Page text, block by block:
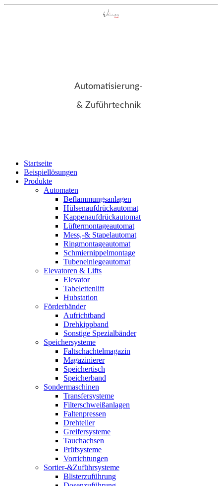
Automatisierung-
& Zuführtechnik
Startseite
Beispiellösungen
Produkte
Automaten
Beflammungsanlagen
Hülsenaufdrückautomat
Kappenaufdrückautomat
Lüftermontageautomat
Mess,-& Stapelautomat
Ringmontageautomat
Schmiernippelmontage
Tubeneinlegeautomat
Elevatoren & Lifts
Elevator
Tabelettenlift
Hubstation
Förderbänder
Aufrichtband
Drehkippband
Sonstige Spezialbänder
Speichersysteme
Faltschachtelmagazin
Magazinierer
Speichertisch
Speicherband
Sondermaschinen
Transfersysteme
Filterschweißanlagen
Faltenpressen
Drehteller
Greifersysteme
Tauchachsen
Prüfsysteme
Vorrichtungen
Sortier-&Zuführsysteme
Blisterzuführung